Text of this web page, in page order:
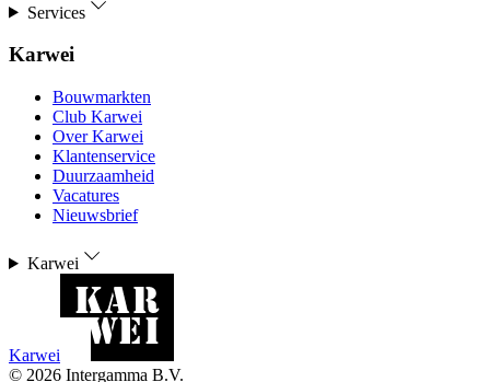
Services
Karwei
Bouwmarkten
Club Karwei
Over Karwei
Klantenservice
Duurzaamheid
Vacatures
Nieuwsbrief
Karwei
Karwei
© 2026 Intergamma B.V.